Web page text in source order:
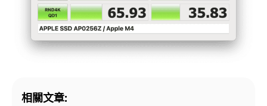
相關文章: